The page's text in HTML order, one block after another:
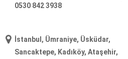
0530 842 3938
İstanbul, Ümraniye, Üsküdar,
Sancaktepe, Kadıköy, Ataşehir,